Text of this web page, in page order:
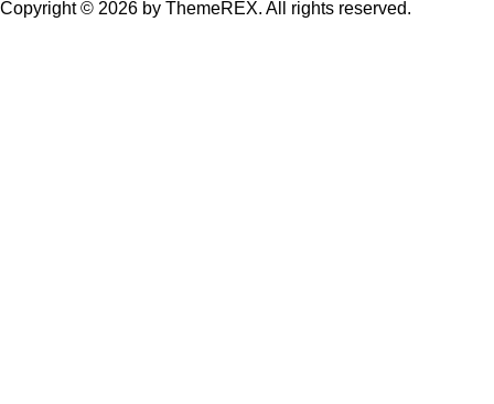
Copyright © 2026 by ThemeREX. All rights reserved.